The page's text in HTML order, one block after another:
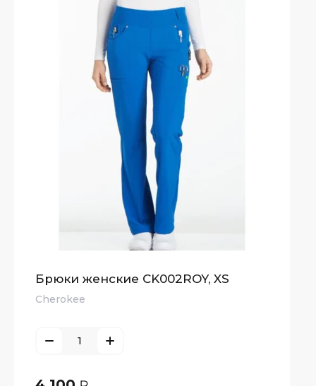
Брюки женские CK002ROY, XS
Cherokee